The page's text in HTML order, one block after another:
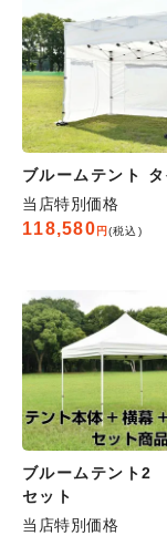
ブルームテント
当店特別価格
118,580 税込
ブルームテント2
セット
当店特別価格